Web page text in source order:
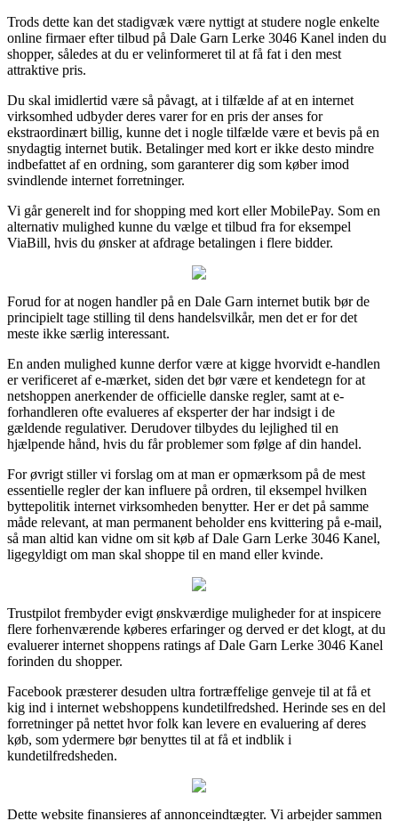
Trods dette kan det stadigvæk være nyttigt at studere nogle enkelte
online firmaer efter tilbud på Dale Garn Lerke 3046 Kanel inden du
shopper, således at du er velinformeret til at få fat i den mest
attraktive pris.
Du skal imidlertid være så påvagt, at i tilfælde af at en internet
virksomhed udbyder deres varer for en pris der anses for
ekstraordinært billig, kunne det i nogle tilfælde være et bevis på en
snydagtig internet butik. Betalinger med kort er ikke desto mindre
indbefattet af en ordning, som garanterer dig som køber imod
svindlende internet forretninger.
Vi går generelt ind for shopping med kort eller MobilePay. Som en
alternativ mulighed kunne du vælge et tilbud fra for eksempel
ViaBill, hvis du ønsker at afdrage betalingen i flere bidder.
Forud for at nogen handler på en Dale Garn internet butik bør de
principielt tage stilling til dens handelsvilkår, men det er for det
meste ikke særlig interessant.
En anden mulighed kunne derfor være at kigge hvorvidt e-handlen
er verificeret af e-mærket, siden det bør være et kendetegn for at
netshoppen anerkender de officielle danske regler, samt at e-
forhandleren ofte evalueres af eksperter der har indsigt i de
gældende regulativer. Derudover tilbydes du lejlighed til en
hjælpende hånd, hvis du får problemer som følge af din handel.
For øvrigt stiller vi forslag om at man er opmærksom på de mest
essentielle regler der kan influere på ordren, til eksempel hvilken
byttepolitik internet virksomheden benytter. Her er det på samme
måde relevant, at man permanent beholder ens kvittering på e-mail,
så man altid kan vidne om sit køb af Dale Garn Lerke 3046 Kanel,
ligegyldigt om man skal shoppe til en mand eller kvinde.
Trustpilot frembyder evigt ønskværdige muligheder for at inspicere
flere forhenværende køberes erfaringer og derved er det klogt, at du
evaluerer internet shoppens ratings af Dale Garn Lerke 3046 Kanel
forinden du shopper.
Facebook præsterer desuden ultra fortræffelige genveje til at få et
kig ind i internet webshoppens kundetilfredshed. Herinde ses en del
forretninger på nettet hvor folk kan levere en evaluering af deres
køb, som ydermere bør benyttes til at få et indblik i
kundetilfredsheden.
Dette website finansieres af annonceindtægter. Vi arbejder sammen